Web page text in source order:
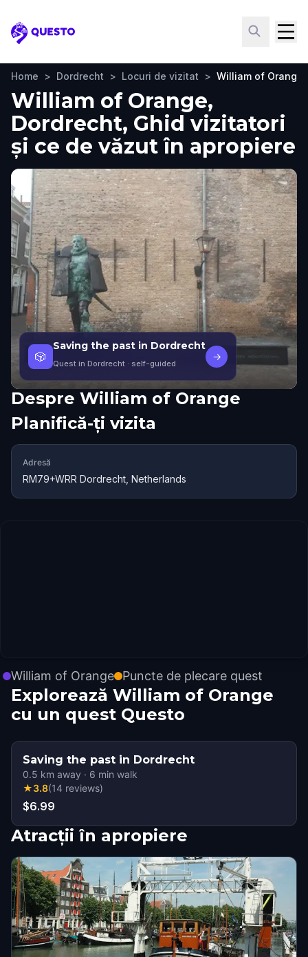
Questo
Home > Dordrecht > Locuri de vizitat > William of Orange
William of Orange,
Dordrecht, Ghid vizitatori
și ce de văzut în apropiere
🎲
Saving the past in Dordrecht
Quest in Dordrecht · self-guided
→
Despre William of Orange
Planifică-ți vizita
Adresă
RM79+WRR Dordrecht, Netherlands
William of Orange Puncte de plecare quest
Explorează William of Orange
cu un quest Questo
Saving the past in Dordrecht
0.5 km away · 6 min walk
★3.8(14 reviews)
$6.99
Atracții în apropiere